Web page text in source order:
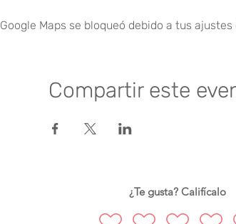
Google Maps se bloqueó debido a tus
Compartir este
¿Te gusta? Califícalo